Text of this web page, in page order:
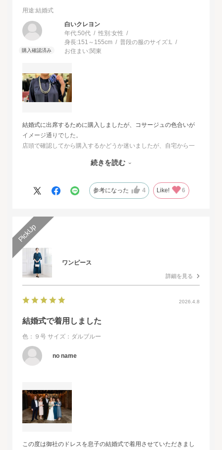
用途:結婚式
白いクレヨン
年代:50代 性別:女性
身長:151～155cm 普段の服のサイズ:L
お住まい:関東
結婚式に出席するために購入しましたが、コサージュの色合いが
イメージ通りでした。
店頭で確認してから購入するかどうか迷いましたが、自宅から一
オンラインショップは写真数が多くじっくりと検討することがで
また、購入するとすぐに届くのでとても便利だと思いました。
続きを読む
参考になった 4 Like! 6
ワンピース
詳細を見る
2026.4.8
結婚式で着用しました
色：９号 サイズ：ダルブルー
no name
この度は御社のドレスを息子の結婚式で着用させていただきまし